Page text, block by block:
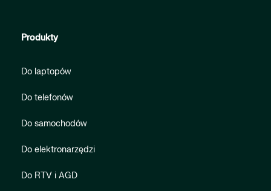
Produkty
Do laptopów
Do telefonów
Do samochodów
Do elektronarzędzi
Do RTV i AGD